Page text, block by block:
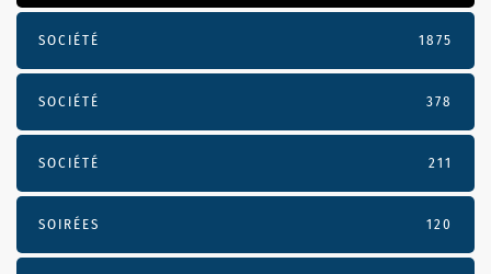
SOCIÉTÉ 1875
SOCIÉTÉ 378
SOCIÉTÉ 211
SOIRÉES 120